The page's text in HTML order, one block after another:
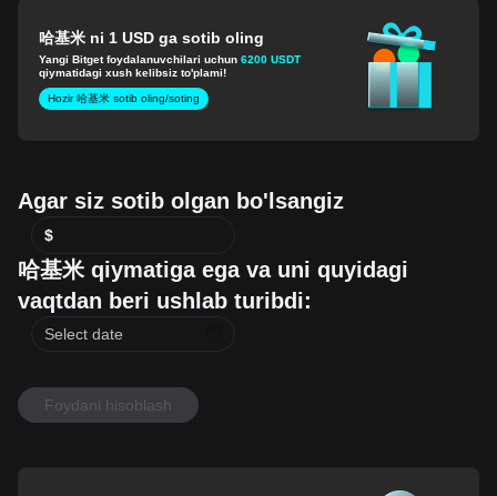
哈基米 ni 1 USD ga sotib oling
Yangi Bitget foydalanuvchilari uchun6200 USDT
qiymatidagi xush kelibsiz to'plami!
Hozir 哈基米 sotib oling/soting
Agar siz sotib olgan bo'lsangiz
$
哈基米 qiymatiga ega va uni quyidagi
vaqtdan beri ushlab turibdi:
Foydani hisoblash